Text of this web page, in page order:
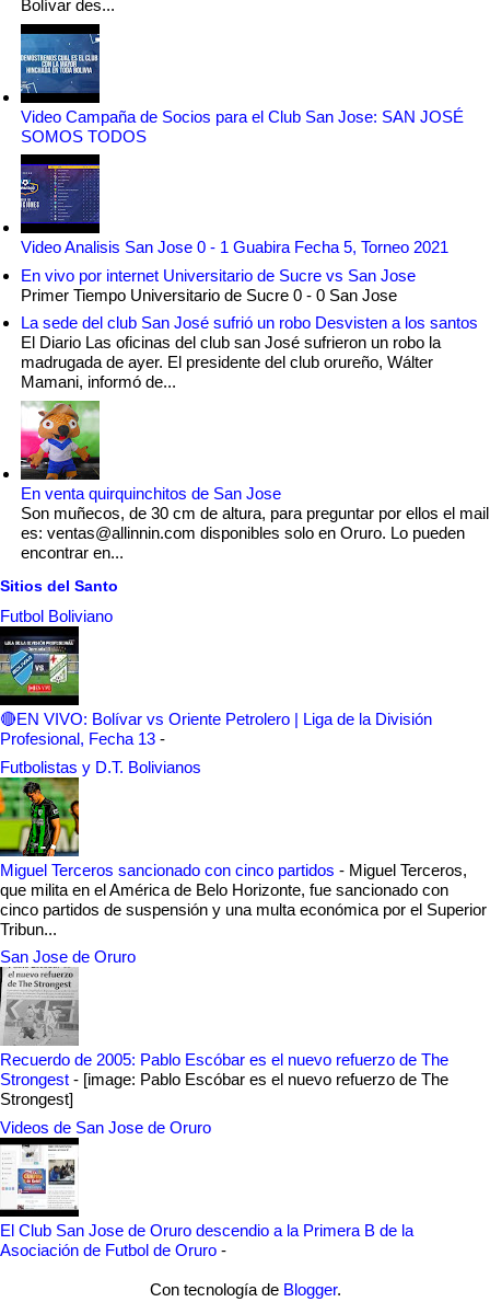
Bolívar des...
Video Campaña de Socios para el Club San Jose: SAN JOSÉ
SOMOS TODOS
Video Analisis San Jose 0 - 1 Guabira Fecha 5, Torneo 2021
En vivo por internet Universitario de Sucre vs San Jose
Primer Tiempo Universitario de Sucre 0 - 0 San Jose
La sede del club San José sufrió un robo Desvisten a los santos
El Diario Las oficinas del club san José sufrieron un robo la
madrugada de ayer. El presidente del club orureño, Wálter
Mamani, informó de...
En venta quirquinchitos de San Jose
Son muñecos, de 30 cm de altura, para preguntar por ellos el mail
es: ventas@allinnin.com disponibles solo en Oruro. Lo pueden
encontrar en...
Sitios del Santo
Futbol Boliviano
🔴EN VIVO: Bolívar vs Oriente Petrolero | Liga de la División
Profesional, Fecha 13 -
Futbolistas y D.T. Bolivianos
Miguel Terceros sancionado con cinco partidos - Miguel Terceros,
que milita en el América de Belo Horizonte, fue sancionado con
cinco partidos de suspensión y una multa económica por el Superior
Tribun...
San Jose de Oruro
Recuerdo de 2005: Pablo Escóbar es el nuevo refuerzo de The
Strongest - [image: Pablo Escóbar es el nuevo refuerzo de The
Strongest]
Videos de San Jose de Oruro
El Club San Jose de Oruro descendio a la Primera B de la
Asociación de Futbol de Oruro -
Con tecnología de Blogger.